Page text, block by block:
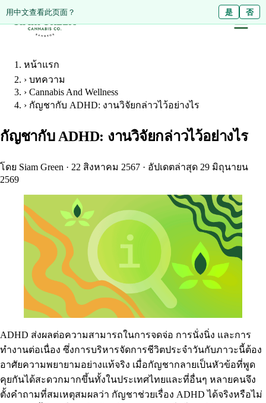
Diese Seite auf Deutsch ansehen? Nein
用中文查看此页面？ 是 否
หน้าแรก
› บทความ
› Cannabis And Wellness
› กัญชากับ ADHD: งานวิจัยกล่าวไว้อย่างไร
กัญชากับ ADHD: งานวิจัยกล่าวไว้อย่างไร
โดย Siam Green · 22 สิงหาคม 2567 · อัปเดตล่าสุด 29 มิถุนายน
2569
ADHD ส่งผลต่อความสามารถในการจดจ่อ การนั่งนิ่ง และการ
ทำงานต่อเนื่อง ซึ่งการบริหารจัดการชีวิตประจำวันกับภาวะนี้ต้อง
อาศัยความพยายามอย่างแท้จริง เมื่อกัญชากลายเป็นหัวข้อที่พูด
คุยกันได้สะดวกมากขึ้นทั้งในประเทศไทยและที่อื่นๆ หลายคนจึง
ตั้งคำถามที่สมเหตุสมผลว่า กัญชาช่วยเรื่อง ADHD ได้จริงหรือไม่